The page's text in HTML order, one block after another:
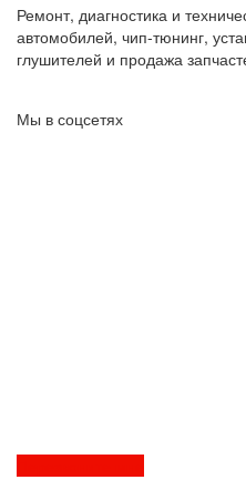
Ремонт, диагностика и
автомобилей, чип-тюнинг,
глушителей и продажа
Мы в соцсетях